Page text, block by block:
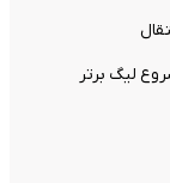
لیگ برتر